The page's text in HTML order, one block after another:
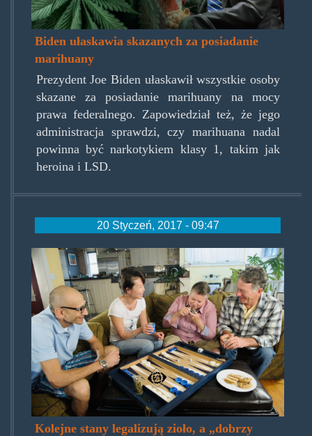
Biden ułaskawia skazanych za posiadanie
marihuany
Prezydent Joe Biden ułaskawił wszystkie osoby
skazane za posiadanie marihuany na mocy
prawa federalnego. Zapowiedział też, że jego
administracja sprawdzi, czy marihuana nadal
powinna być narkotykiem klasy 1, takim jak
heroina i LSD.
20 Styczeń, 2017 - 09:47
group-
adults-
marijuana.jpg
Kolejne stany legalizują zioło, a „dobrzy